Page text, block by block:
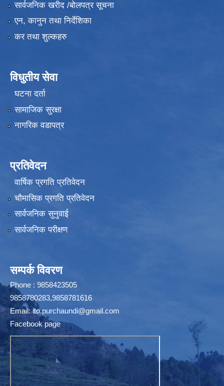
सार्वजनिक खरीद /बोलपत्र सूचना
एन, कानुन तथा निर्देशिका
कर तथा शुल्कहरु
विधुतीय सेवा
घटना दर्ता
सामाजिक सुरक्षा
नागरिक वडापत्र
प्रतिवेदन
वार्षिक प्रगति प्रतिवेदन
चौमासिक प्रगति प्रतिवेदन
सार्वजनिक सुनुवाई
सार्वजनिक परीक्षण
सम्पर्क विवरण
Phone : 9858423505
9858780283,9858781616
Email:ito.purchaundi@gmail.com
Facebook page